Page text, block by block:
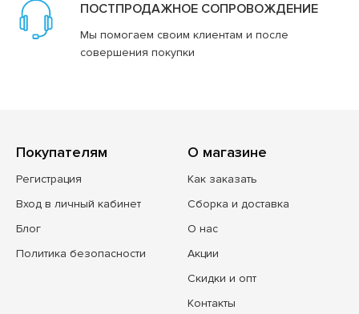
ПОСТПРОДАЖНОЕ СОПРОВОЖДЕНИЕ
Мы помогаем своим клиентам и после
совершения покупки
Покупателям
Регистрация
Вход в личный кабинет
Блог
Политика безопасности
О магазине
Как заказать
Сборка и доставка
О нас
Акции
Скидки и опт
Контакты